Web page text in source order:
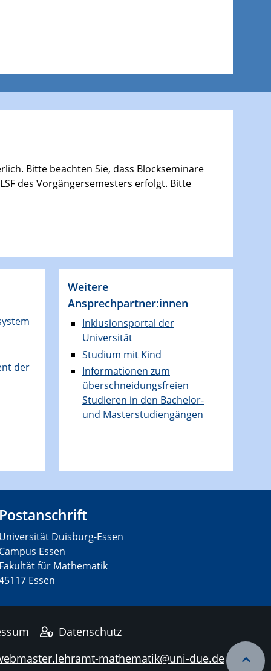
Bitte beachten Sie, dass Blockseminare
des Vorgängersemesters erfolgt. Bitte
der
Weitere
Ansprechpartner:innen
Inklusionsportal der
Universität
Studium mit Kind
Informationen zum
überschneidungsfreien
Studieren in den Bachelor-
und Masterstudiengängen
Duisburg-Essen
Essen
für Mathematik
Essen
Datenschutz
mathematik@uni-due.de